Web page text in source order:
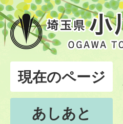
現在のページ
あしあと